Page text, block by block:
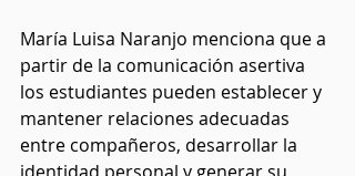
María Luisa Naranjo menciona que a
partir de la comunicación asertiva
los estudiantes pueden establecer y
mantener relaciones adecuadas
entre compañeros, desarrollar la